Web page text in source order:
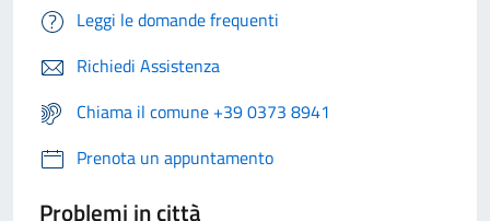
Leggi le domande frequenti
Richiedi Assistenza
Chiama il comune +39 0373 8941
Prenota un appuntamento
Problemi in città